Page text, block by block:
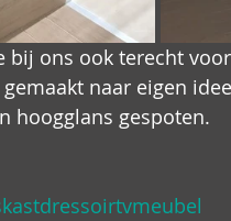
bij ons ook terecht
naar eigen
hoogglans gespoten.